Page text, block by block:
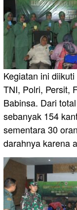
Kegiatan ini
TNI, Polri, Persit,
Babinsa. Dari
sebanyak 154
sementara 30
darahnya karena